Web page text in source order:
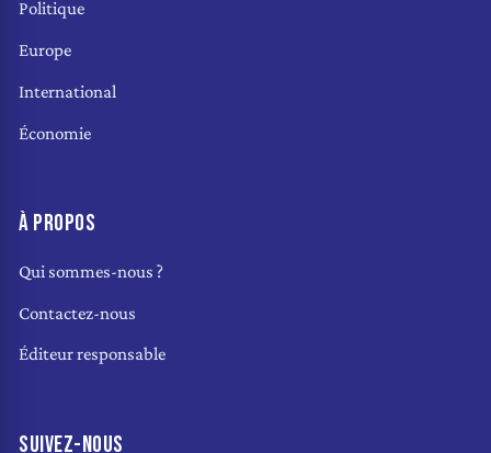
Politique
Europe
International
Économie
À PROPOS
Qui sommes-nous ?
Contactez-nous
Éditeur responsable
SUIVEZ-NOUS